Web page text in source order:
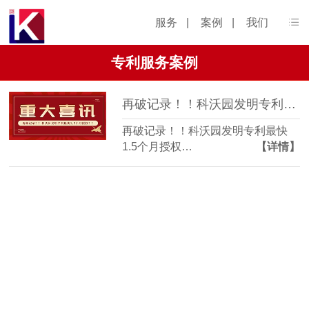
服务 案例 我们
专利服务案例
再破记录！！科沃园发明专利最快1.5个月授权！！
再破记录！！科沃园发明专利最快
1.5个月授权…
【详情】